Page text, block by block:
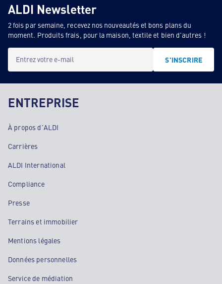
ALDI Newsletter
2 fois par semaine, recevez nos nouveautés et bons plans du
moment. Produits frais, pour la maison, textile et bien d'autres !
Entrez votre e-mail S'INSCRIRE
ENTREPRISE
À propos d'ALDI
Carrières
ALDI International
Compliance
Presse
Terrains et immobilier
Mentions légales
Données personnelles
Service de médiation